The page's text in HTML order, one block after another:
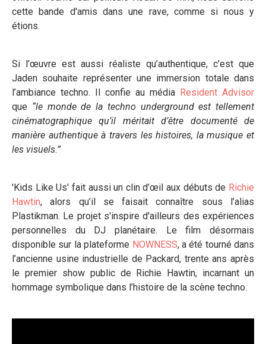
cette bande d'amis dans une rave, comme si nous y
étions.
Si l’œuvre est aussi réaliste qu’authentique, c’est que
Jaden souhaite représenter une immersion totale dans
l’ambiance techno. Il confie au média Resident Advisor
que “le monde de la techno underground est tellement
cinématographique qu’il méritait d’être documenté de
manière authentique à travers les histoires, la musique et
les visuels.”
'Kids Like Us' fait aussi un clin d’œil aux débuts de Richie
Hawtin, alors qu’il se faisait connaître sous l’alias
Plastikman. Le projet s'inspire d'ailleurs des expériences
personnelles du DJ planétaire. Le film désormais
disponible sur la plateforme NOWNESS, a été tourné dans
l’ancienne usine industrielle de Packard, trente ans après
le premier show public de Richie Hawtin, incarnant un
hommage symbolique dans l’histoire de la scène techno.